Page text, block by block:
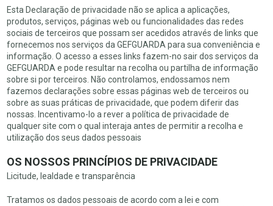
Esta Declaração de privacidade não se aplica a aplicações,
produtos, serviços, páginas web ou funcionalidades das redes
sociais de terceiros que possam ser acedidos através de links que
fornecemos nos serviços da GEFGUARDA para sua conveniência e
informação. O acesso a esses links fazem-no sair dos serviços da
GEFGUARDA e pode resultar na recolha ou partilha de informação
sobre si por terceiros. Não controlamos, endossamos nem
fazemos declarações sobre essas páginas web de terceiros ou
sobre as suas práticas de privacidade, que podem diferir das
nossas. Incentivamo-lo a rever a política de privacidade de
qualquer site com o qual interaja antes de permitir a recolha e
utilização dos seus dados pessoais
OS NOSSOS PRINCÍPIOS DE PRIVACIDADE
Licitude, lealdade e transparência
Tratamos os dados pessoais de acordo com a lei e com